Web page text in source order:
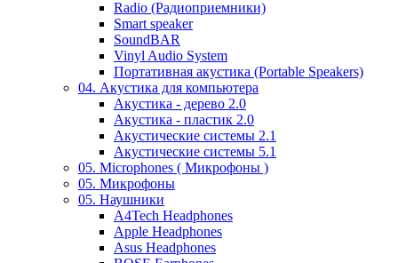
Radio (Радиоприемники)
Smart speaker
SoundBAR
Vinyl Audio System
Портативная акустика (Portable Speakers)
04. Акустика для компьютера
Акустика - дерево 2.0
Акустика - пластик 2.0
Акустические системы 2.1
Акустические системы 5.1
05. Microphones ( Микрофоны )
05. Микрофоны
05. Наушники
A4Tech Headphones
Apple Headphones
Asus Headphones